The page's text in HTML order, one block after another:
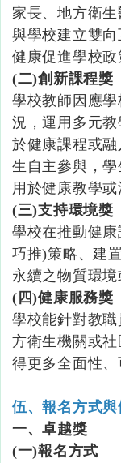
家長、地方衛生
與學校建立雙
健康促進學校政
(二)創新課程獎
學校教師因應
況，運用多元
於健康課程或
生自主參與，
用於健康教學或
(三)支持環境獎
學校在推動健
巧推)策略、建
永續之物質環境
(四)健康服務獎
學校能針對教
方衛生機關或
得更多全面性、
伍、報名方式與
一、卓越獎
(一)報名方式